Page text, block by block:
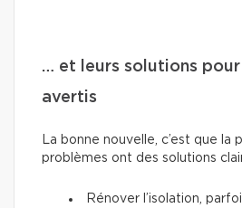
… et leurs solutions
avertis
La bonne nouvelle, c’est que la
problèmes ont des solutions
Rénover l’isolation,